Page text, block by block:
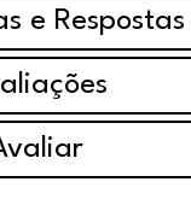
e Respostas